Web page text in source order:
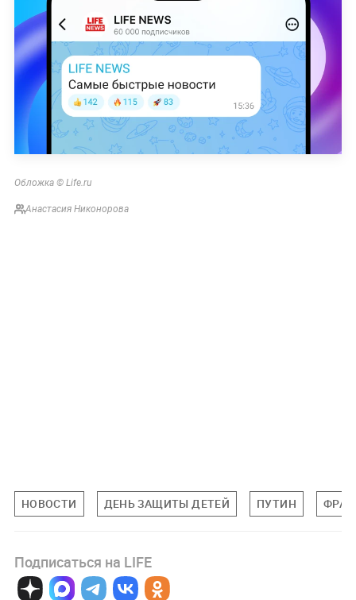
Обложка © Life.ru
Анастасия Никонорова
НОВОСТИ ДЕНЬ ЗАЩИТЫ ДЕТЕЙ ПУТИН
Подписаться на LIFE